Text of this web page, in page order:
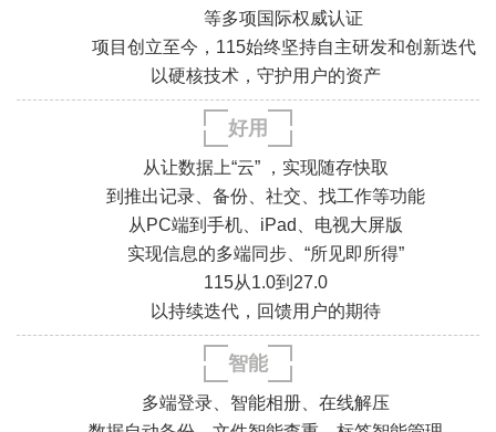
.
.
.
.
等多项国际权威认证
项目创立至今，115始终坚持自主研发和创新迭代
以硬核技术，守护用户的资产
好用
.
.
从让数据上“云” ，实现随存快取
到推出记录、备份、社交、找工作等功能
从PC端到手机、iPad、电视大屏版
实现信息的多端同步、“所见即所得”
115从1.0到27.0
以持续迭代，回馈用户的期待
智能
多端登录、智能相册、在线解压